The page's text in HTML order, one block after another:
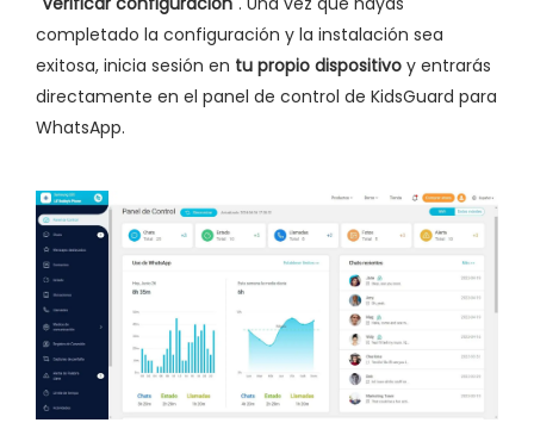
completado la configuración y la instalación sea
exitosa, inicia sesión en tu propio dispositivo y entrarás
directamente en el panel de control de KidsGuard para
WhatsApp.